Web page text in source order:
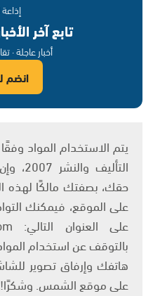
تابع آخر
أخبار عاجلة ·
انضم
حقك، بصفتك مالكًا لهذه
على الموقع، فيمكنك
بالتوقف عن استخدام
هاتفك وإرفاق تصوير
على موقع الشمس. وشكرًا!